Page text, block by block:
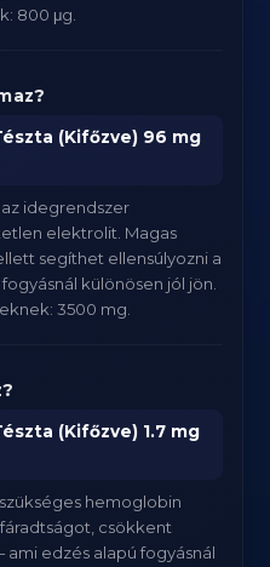
800 μg.
(Kifőzve) 96 mg
idegrendszer
elektrolit. Magas
segíthet ellensúlyozni a
különösen jól jön.
3500 mg.
(Kifőzve) 1.7 mg
hemoglobin
csökkent
edzés alapú fogyásnál